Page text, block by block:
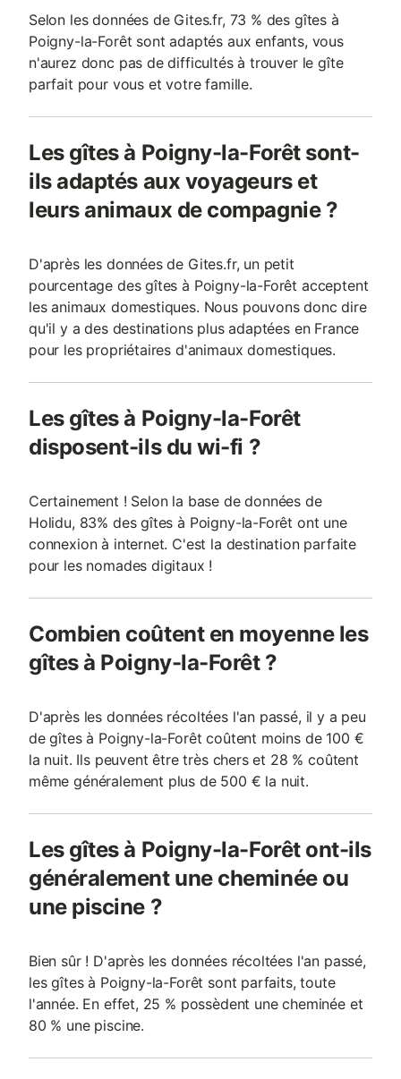
Selon les données de Gites.fr, 73 % des gîtes à
Poigny-la-Forêt sont adaptés aux enfants, vous
n'aurez donc pas de difficultés à trouver le gîte
parfait pour vous et votre famille.
Les gîtes à Poigny-la-Forêt sont-
ils adaptés aux voyageurs et
leurs animaux de compagnie ?
D'après les données de Gites.fr, un petit
pourcentage des gîtes à Poigny-la-Forêt acceptent
les animaux domestiques. Nous pouvons donc dire
qu'il y a des destinations plus adaptées en France
pour les propriétaires d'animaux domestiques.
Les gîtes à Poigny-la-Forêt
disposent-ils du wi-fi ?
Certainement ! Selon la base de données de
Holidu, 83% des gîtes à Poigny-la-Forêt ont une
connexion à internet. C'est la destination parfaite
pour les nomades digitaux !
Combien coûtent en moyenne les
gîtes à Poigny-la-Forêt ?
D'après les données récoltées l'an passé, il y a peu
de gîtes à Poigny-la-Forêt coûtent moins de 100 €
la nuit. Ils peuvent être très chers et 28 % coûtent
même généralement plus de 500 € la nuit.
Les gîtes à Poigny-la-Forêt ont-ils
généralement une cheminée ou
une piscine ?
Bien sûr ! D'après les données récoltées l'an passé,
les gîtes à Poigny-la-Forêt sont parfaits, toute
l'année. En effet, 25 % possèdent une cheminée et
80 % une piscine.